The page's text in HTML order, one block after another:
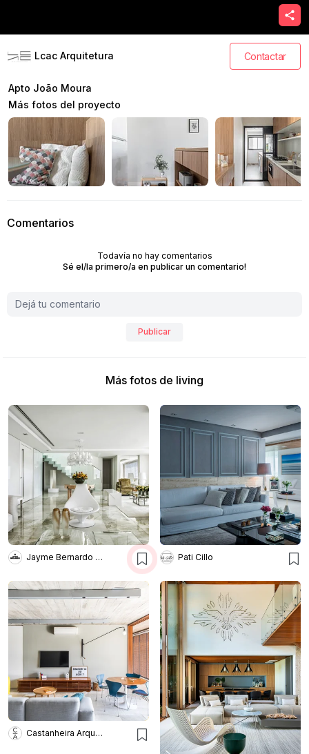
Lcac Arquitetura Contactar
Apto João Moura
Más fotos del proyecto
Comentarios
Todavía no hay comentarios
Sé el/la primero/a en publicar un comentario!
Publicar
Más fotos de living
Jayme Bernardo Arquitetura Pati Cillo
Castanheira Arquitetura